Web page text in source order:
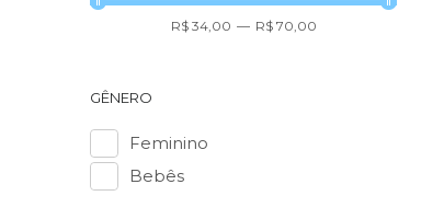
R$ 34,00 — R$ 70,00
GÊNERO
Feminino
Bebês